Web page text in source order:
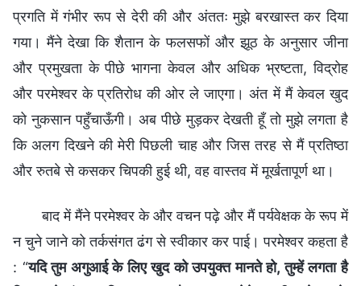
प्रगति में गंभीर रूप से देरी की और अंततः मुझे बरखास्त कर दिया
गया। मैंने देखा कि शैतान के फलसफों और झूठ के अनुसार जीना
और प्रमुखता के पीछे भागना केवल और अधिक भ्रष्टता, विद्रोह
और परमेश्वर के प्रतिरोध की ओर ले जाएगा। अंत में मैं केवल खुद
को नुकसान पहुँचाऊँगी। अब पीछे मुड़कर देखती हूँ तो मुझे लगता है
कि अलग दिखने की मेरी पिछली चाह और जिस तरह से मैं प्रतिष्ठा
और रुतबे से कसकर चिपकी हुई थी, वह वास्तव में मूर्खतापूर्ण था।
बाद में मैंने परमेश्वर के और वचन पढ़े और मैं पर्यवेक्षक के रूप में
न चुने जाने को तर्कसंगत ढंग से स्वीकार कर पाई। परमेश्वर कहता है
: “यदि तुम अगुआई के लिए खुद को उपयुक्त मानते हो, तुम्हें लगता है